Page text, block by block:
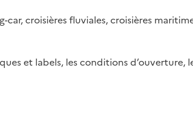
croisières fluviales, croisières
et labels, les conditions d’ouverture,